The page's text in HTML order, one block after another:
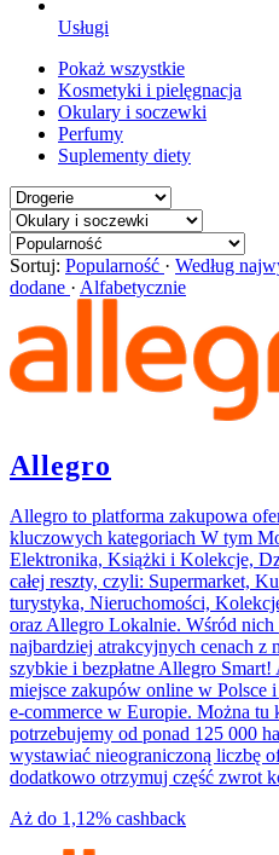
Usługi
Pokaż wszystkie
Kosmetyki i pielęgnacja
Okulary i soczewki
Perfumy
Suplementy diety
Sortuj: Popularność · Według
dodane · Alfabetycznie
Allegro
Allegro to platforma zakupowa
kluczowych kategoriach W tym
Elektronika, Książki i Kolekcje,
całej reszty, czyli: Supermarket,
turystyka, Nieruchomości,
oraz Allegro Lokalnie. Wśród
najbardziej atrakcyjnych cenach z
szybkie i bezpłatne Allegro
miejsce zakupów online w Polsce
e-commerce w Europie. Można tu
potrzebujemy od ponad 125 000
wystawiać nieograniczoną liczbę
dodatkowo otrzymuj część zwrot
Aż do 1,12% cashback